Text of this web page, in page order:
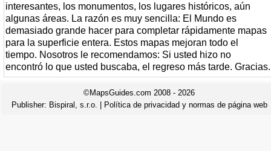
interesantes, los monumentos, los lugares históricos, aún
algunas áreas. La razón es muy sencilla: El Mundo es
demasiado grande hacer para completar rápidamente mapas
para la superficie entera. Estos mapas mejoran todo el
tiempo. Nosotros le recomendamos: Si usted hizo no
encontró lo que usted buscaba, el regreso más tarde. Gracias.
©MapsGuides.com 2008 - 2026
Publisher: Bispiral, s.r.o. Política de privacidad y normas de página web